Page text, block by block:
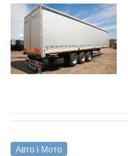
Авто і Мото